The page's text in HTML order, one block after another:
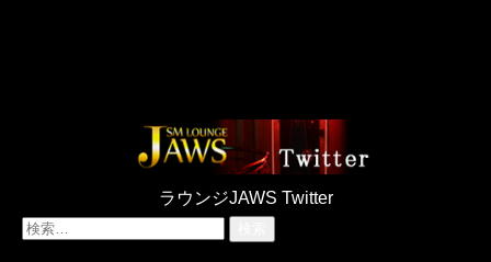
ラウンジJAWS Twitter
検